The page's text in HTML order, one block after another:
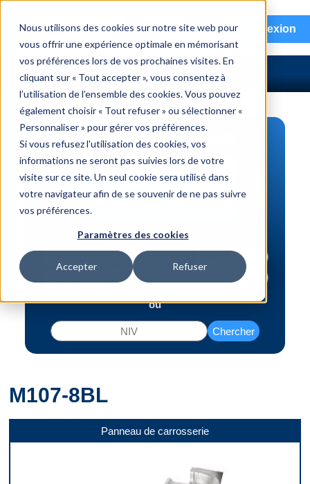
Nous utilisons des cookies sur notre site web pour
vous offrir une expérience optimale en mémorisant
vos préférences lors de vos prochaines visites. En
cliquant sur « Tout accepter », vous consentez à
l’utilisation de l’ensemble des cookies. Vous pouvez
également choisir « Tout refuser » ou sélectionner «
Personnaliser » pour gérer vos préférences.
Si vous refusez l'utilisation des cookies, vos
informations ne seront pas suivies lors de votre
visite sur ce site. Un seul cookie sera utilisé dans
votre navigateur afin de se souvenir de ne pas suivre
vos préférences.
Paramètres des cookies
Accepter Refuser
menu Connexion
RECHERCHE DE PIÈCES
Véhicule | NIV
Numéro de pièce | interchange
ou
Chercher
M107-8BL
Panneau de carrosserie